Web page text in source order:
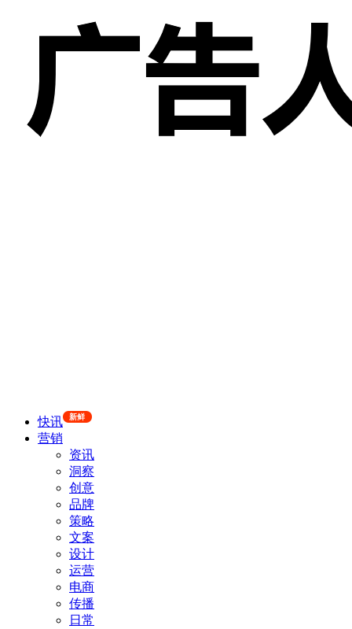
快讯 新鲜
营销
资讯
洞察
创意
品牌
策略
文案
设计
运营
电商
传播
日常